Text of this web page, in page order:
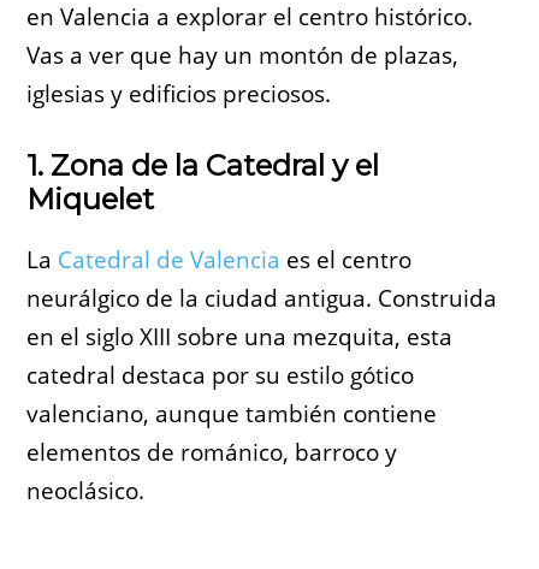
en Valencia a explorar el centro histórico.
Vas a ver que hay un montón de plazas,
iglesias y edificios preciosos.
1. Zona de la Catedral y el
Miquelet
La Catedral de Valencia es el centro
neurálgico de la ciudad antigua. Construida
en el siglo XIII sobre una mezquita, esta
catedral destaca por su estilo gótico
valenciano, aunque también contiene
elementos de románico, barroco y
neoclásico.